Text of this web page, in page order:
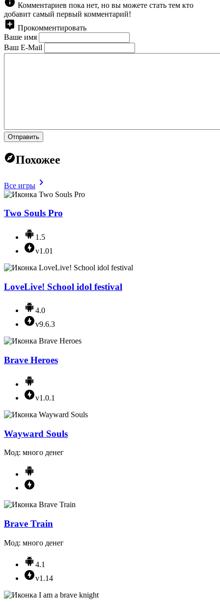
Комментариев пока нет, но вы можете стать тем кто
добавит самый первый комментарий!
Прокомментировать
Ваше имя
Ваш E-Mail
Отправить
Похожее
Все игры
Two Souls Pro
1.5
v1.01
LoveLive! School idol festival
4.0
v9.6.3
Brave Heroes
v1.0.1
Wayward Souls
Мод: много денег
Brave Train
Мод: много денег
4.1
v1.14